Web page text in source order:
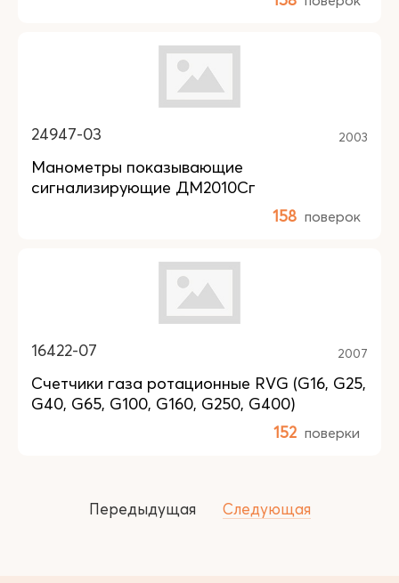
24947-03 2003
Манометры показывающие
сигнализирующие ДМ2010Сг
158 поверок
16422-07 2007
Счетчики газа ротационные RVG (G16, G25,
G40, G65, G100, G160, G250, G400)
152 поверки
Передыдущая Следующая